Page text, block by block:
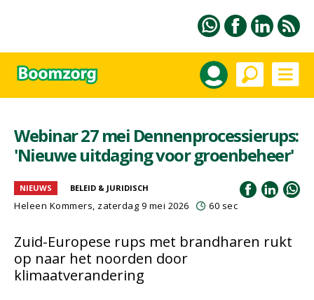
Webinar 27 mei Dennenprocessierups:
'Nieuwe uitdaging voor groenbeheer'
NIEUWS BELEID & JURIDISCH
Heleen Kommers, zaterdag 9 mei 2026 60 sec
Zuid-Europese rups met brandharen rukt
op naar het noorden door
klimaatverandering